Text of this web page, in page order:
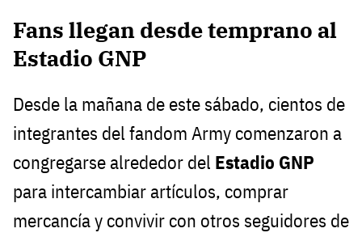
Fans llegan desde temprano al
Estadio GNP
Desde la mañana de este sábado, cientos de
integrantes del fandom Army comenzaron a
congregarse alrededor del Estadio GNP
para intercambiar artículos, comprar
mercancía y convivir con otros seguidores de